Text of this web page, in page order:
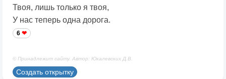
Твоя, лишь только я твоя,
У нас теперь одна дорога.
6
© Принадлежит сайту. Автор: Юкалевских Д.В.
Создать открытку